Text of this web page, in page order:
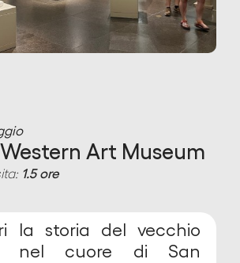
Western Art Museum
1.5 ore
la storia del vecchio
nel cuore di San